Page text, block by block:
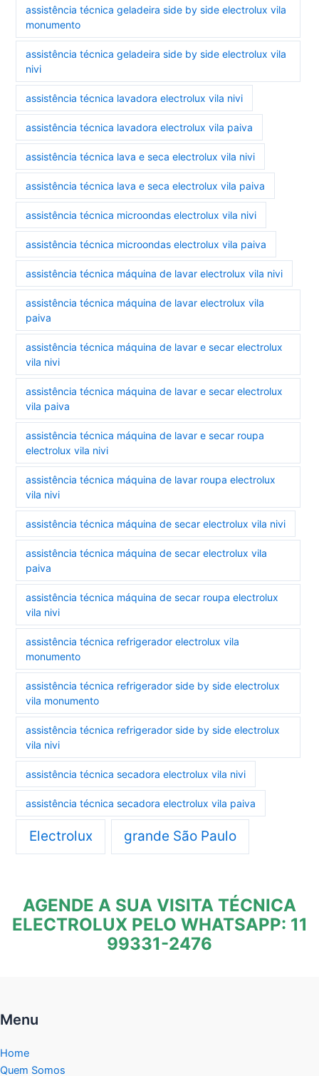
assistência técnica geladeira side by side electrolux vila
monumento
assistência técnica geladeira side by side electrolux vila
nivi
assistência técnica lavadora electrolux vila nivi
assistência técnica lavadora electrolux vila paiva
assistência técnica lava e seca electrolux vila nivi
assistência técnica lava e seca electrolux vila paiva
assistência técnica microondas electrolux vila nivi
assistência técnica microondas electrolux vila paiva
assistência técnica máquina de lavar electrolux vila nivi
assistência técnica máquina de lavar electrolux vila
paiva
assistência técnica máquina de lavar e secar electrolux
vila nivi
assistência técnica máquina de lavar e secar electrolux
vila paiva
assistência técnica máquina de lavar e secar roupa
electrolux vila nivi
assistência técnica máquina de lavar roupa electrolux
vila nivi
assistência técnica máquina de secar electrolux vila nivi
assistência técnica máquina de secar electrolux vila
paiva
assistência técnica máquina de secar roupa electrolux
vila nivi
assistência técnica refrigerador electrolux vila
monumento
assistência técnica refrigerador side by side electrolux
vila monumento
assistência técnica refrigerador side by side electrolux
vila nivi
assistência técnica secadora electrolux vila nivi
assistência técnica secadora electrolux vila paiva
Electrolux grande São Paulo
AGENDE A SUA VISITA TÉCNICA
ELECTROLUX PELO WHATSAPP: 11
99331-2476
Menu
Home
Quem Somos